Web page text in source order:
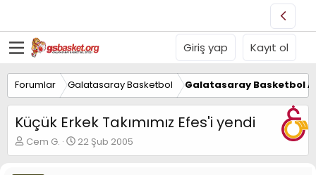
Giriş yap Kayıt ol
Forumlar Galatasaray Basketbol Galatasaray Basketbol
Küçük Erkek Takımımız Efes'i yendi
K
o
Cem G.
B
a
22 Şub 2005